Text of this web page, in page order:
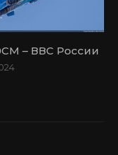
– ВВС России